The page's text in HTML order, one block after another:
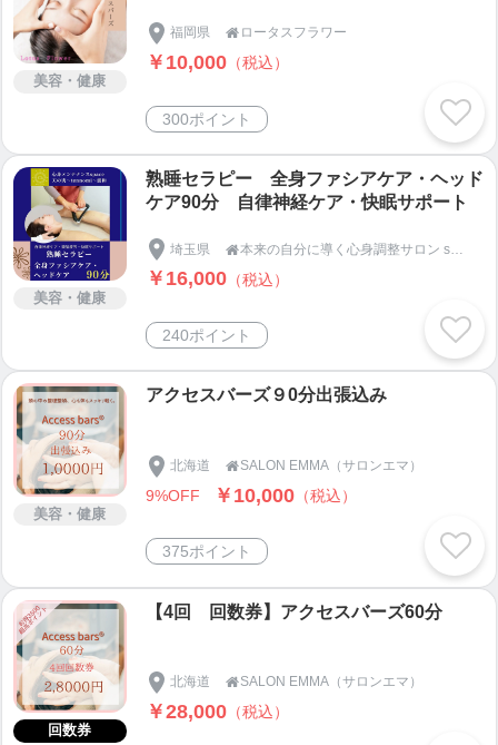
美容・健康
福岡県  ロータスフラワー
￥10,000 （税込）
300ポイント
美容・健康
熟睡セラピー 全身ファシアケア・ヘッド
ケア90分 自律神経ケア・快眠サポート
埼玉県 
￥16,000 （税込）
240ポイント
美容・健康
アクセスバーズ９0分出張込み
北海道 SALON EMMA（サロンエマ）
9%OFF ￥10,000 （税込）
375ポイント
回数券
【4回 回数券】アクセスバーズ60分
北海道 SALON EMMA（サロンエマ）
￥28,000 （税込）